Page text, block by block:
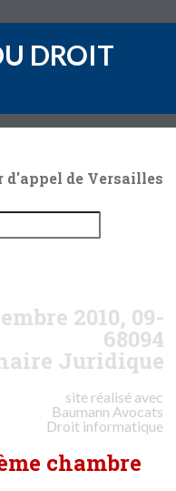
DROIT
d'appel de Versailles
2010, 09-
68094
Juridique
site réalisé avec
Baumann Avocats
Droit informatique
chambre